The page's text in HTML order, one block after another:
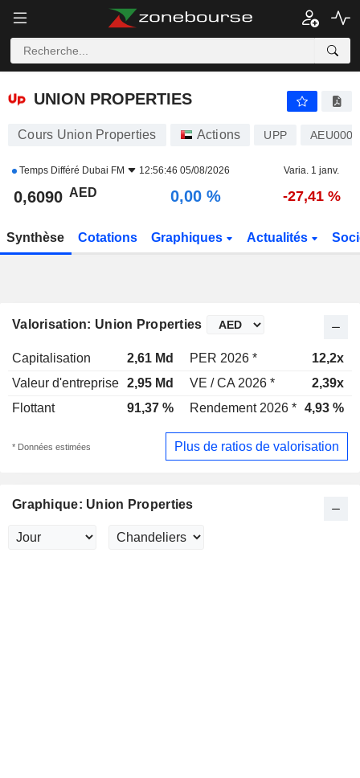
UNION PROPERTIES
UNION PROPERTIES
Cours Union Properties Actions UPP
Temps Différé Dubai FM 12:56:46 05/08/2026 Varia. 1 janv.
0,6090 AED 0,00 % -27,41 %
Synthèse Cotations Graphiques Actualités
Valorisation: Union Properties
Capitalisation 2,61 Md PER 2026 *
12,2x
Valeur d'entreprise 2,95 Md VE / CA 2026 *
2,39x
Flottant
91,37 % Rendement 2026 * 4,93 %
* Données estimées Plus de ratios de valorisation
Graphique: Union Properties